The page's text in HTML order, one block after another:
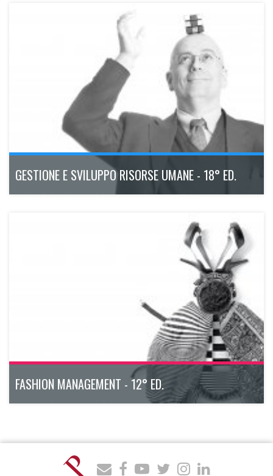
GESTIONE E SVILUPPO RISORSE UMANE - 18° ED.
Il Master Executive multidisciplinare e con approccio
esperienziale che forma professionisti capaci di prendersi
cura del bene più prezioso delle aziende moderne: il capitale
Bologna
FASHION MANAGEMENT - 12° ED.
Il Master Executive modulare, dal taglio pratico e operativo,
che fornisce le competenze per ricoprire i ruoli più ricercati